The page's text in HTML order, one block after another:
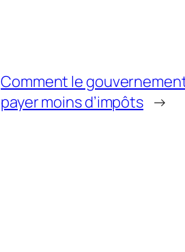
Comment le
payer moins d’impôts →